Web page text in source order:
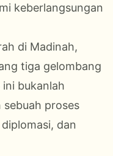
keberlangsungan
di Madinah,
tiga gelombang
bukanlah
sebuah proses
dan